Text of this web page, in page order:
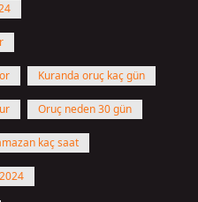
Kuranda oruç kaç gün
Oruç neden 30 gün
kaç saat